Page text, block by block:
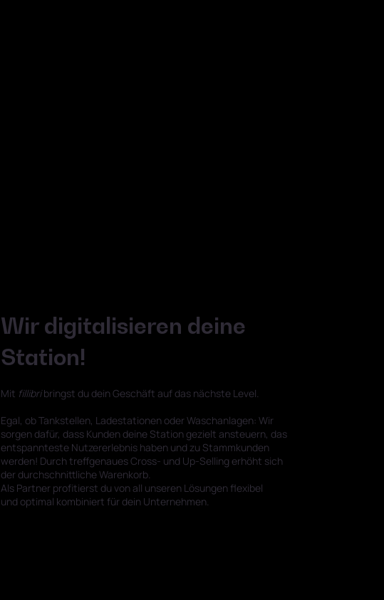
Wir digitalisieren deine
Station!
Mit fillibribringst du dein Geschäft auf das nächste Level.
Egal, ob Tankstellen, Ladestationen oder Waschanlagen: Wir
sorgen dafür, dass Kunden deine Station gezielt ansteuern, das
entspannteste Nutzererlebnis haben und zu Stammkunden
werden! Durch treffgenaues Cross- und Up-Selling erhöht sich
der durchschnittliche Warenkorb.
Als Partner profitierst du von all unseren Lösungen flexibel
und optimal kombiniert für dein Unternehmen.